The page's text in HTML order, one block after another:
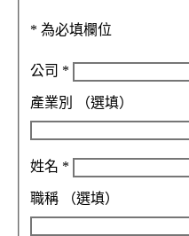
* 為必填欄位
公司 *
產業別 （選填）
姓名 *
職稱 （選填）